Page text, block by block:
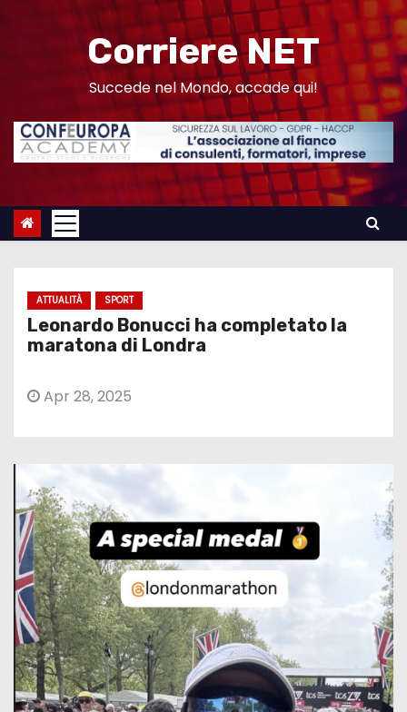
n
Corriere NET
Succede nel Mondo, accade qui!
ATTUALITÀ SPORT
Leonardo Bonucci ha completato la
maratona di Londra
Apr 28, 2025